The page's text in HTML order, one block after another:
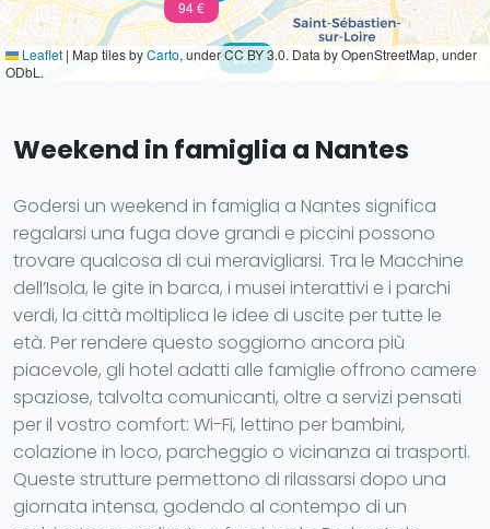
94 €
68 €
Leaflet | Map tiles byCarto, under CC BY 3.0. Data by OpenStreetMap, under
ODbL.
Weekend in famiglia a Nantes
Godersi un weekend in famiglia a Nantes significa
regalarsi una fuga dove grandi e piccini possono
trovare qualcosa di cui meravigliarsi. Tra le Macchine
dell’Isola, le gite in barca, i musei interattivi e i parchi
verdi, la città moltiplica le idee di uscite per tutte le
età. Per rendere questo soggiorno ancora più
piacevole, gli hotel adatti alle famiglie offrono camere
spaziose, talvolta comunicanti, oltre a servizi pensati
per il vostro comfort: Wi-Fi, lettino per bambini,
colazione in loco, parcheggio o vicinanza ai trasporti.
Queste strutture permettono di rilassarsi dopo una
giornata intensa, godendo al contempo di un